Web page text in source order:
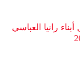
وموسيقى
رانيا العباسي